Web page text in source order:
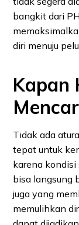
bangkit dari
diri menuju
Kapan
Tidak ada
tepat untuk
karena
bisa langsung
juga yang
memulihkan